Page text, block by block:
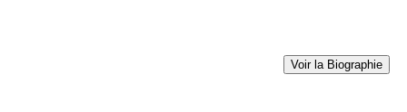
Voir la Biographie